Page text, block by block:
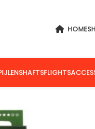
HOME
SHAFTSFLIGHTS